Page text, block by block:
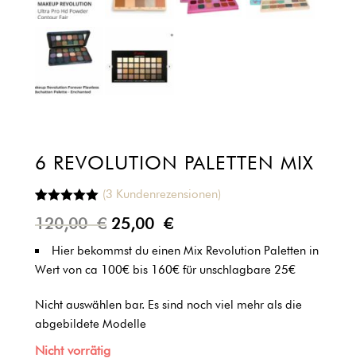
6 REVOLUTION PALETTEN MIX
5.00von 5,
basierend
auf
(3 Kundenrezensionen)
120,00€ 25,00 €
Hier bekommst du einen Mix Revolution Paletten in
Wert von ca 100€ bis 160€ für unschlagbare 25€
Nicht auswählen bar. Es sind noch viel mehr als die
abgebildete Modelle
Nicht vorrätig